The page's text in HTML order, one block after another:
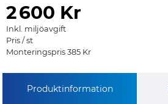
2600 Kr
Inkl. miljöavgift
Pris / st
Monteringspris 385 Kr
Produktinformation